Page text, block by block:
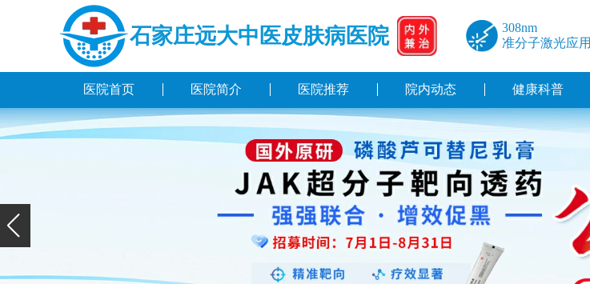
石家庄远大中医皮肤病医院
308nm
准分子激光应用
医院首页 医院简介 医院推荐 院内动态 健康科普